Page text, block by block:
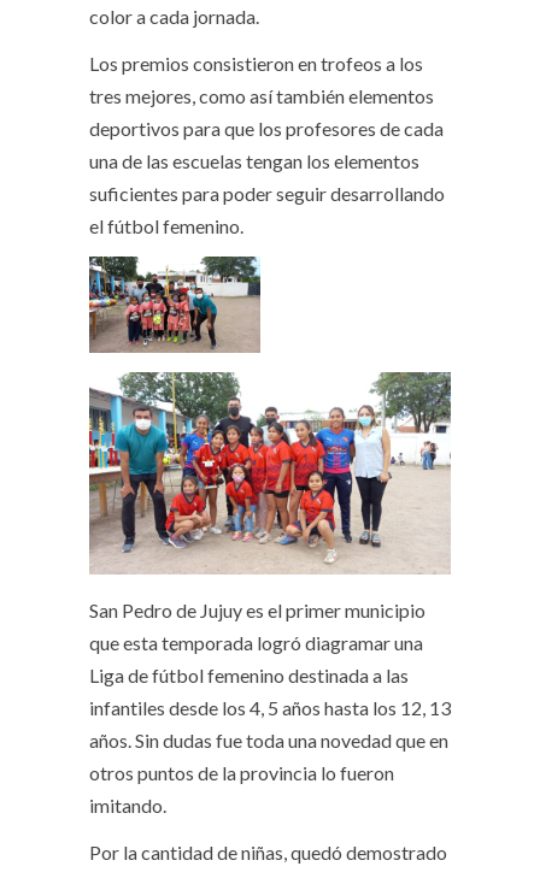
color a cada jornada.
Los premios consistieron en trofeos a los
tres mejores, como así también elementos
deportivos para que los profesores de cada
una de las escuelas tengan los elementos
suficientes para poder seguir desarrollando
el fútbol femenino.
San Pedro de Jujuy es el primer municipio
que esta temporada logró diagramar una
Liga de fútbol femenino destinada a las
infantiles desde los 4, 5 años hasta los 12, 13
años. Sin dudas fue toda una novedad que en
otros puntos de la provincia lo fueron
imitando.
Por la cantidad de niñas, quedó demostrado